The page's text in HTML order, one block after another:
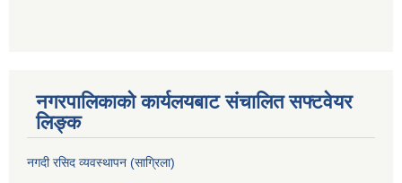
नगरपालिकाको कार्यलयबाट संचालित सफ्टवेयर
लिङ्क
नगदी रसिद व्यवस्थापन (साग्रिला)